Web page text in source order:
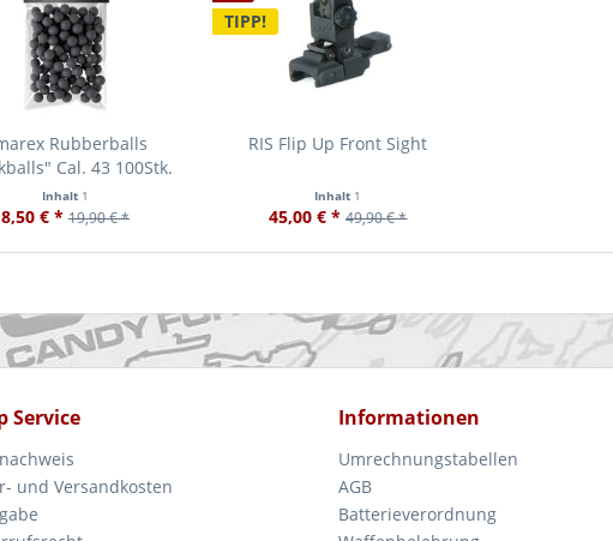
Rubberballs
Cal. 43 100Stk.
Inhalt 1
8,50 € * 19,90 € *
TIPP!
RIS Flip Up Front Sight
Inhalt 1
45,00 € * 49,90 € *
Service
und Versandkosten
Informationen
Umrechnungstabellen
AGB
Batterieverordnung